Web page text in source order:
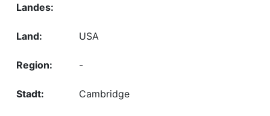
USA
-
Cambridge